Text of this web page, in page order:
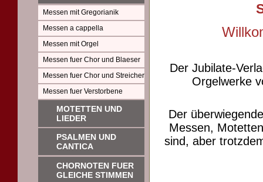
Messen mit Gregorianik
Messen a cappella
Messen mit Orgel
Messen fuer Chor und Blaeser
Messen fuer Chor und Streicher
Messen fuer Verstorbene
MOTETTEN UND
LIEDER
PSALMEN UND
CANTICA
CHORNOTEN FUER
GLEICHE STIMMEN
Der Jubilate-
Orgelwerke
Der
Messen,
sind, aber